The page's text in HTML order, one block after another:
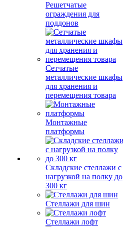
Решетчатые
ограждения для
поддонов
Сетчатые
металлические шкафы
для хранения и
перемещения товара
Монтажные
платформы
Складские стеллажи с
нагрузкой на полку до
300 кг
Стеллажи для шин
Стеллажи лофт